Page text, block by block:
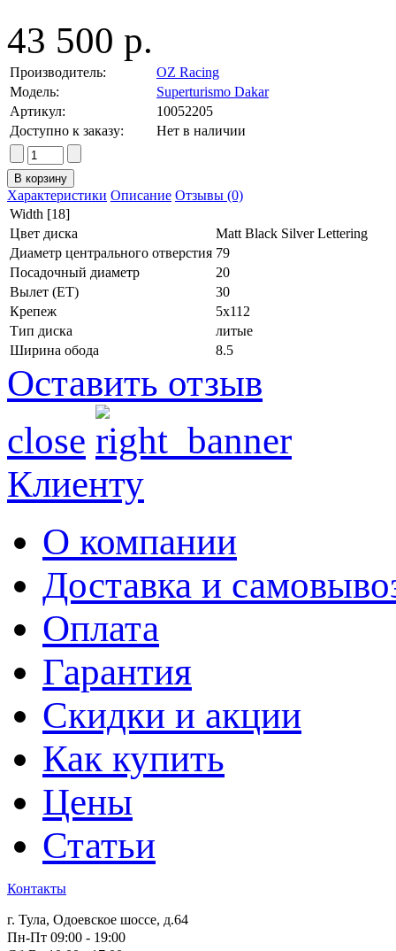
43 500 р.
Производитель:
OZ Racing
Модель:
Superturismo Dakar
Артикул:
10052205
Доступно к заказу:
Нет в наличии
Характеристики Описание Отзывы (0)
Width [18]
Цвет диска
Matt Black Silver Lettering
Диаметр центрального отверстия 79
Посадочный диаметр
20
Вылет (ET)
30
Крепеж
5x112
Тип диска
литые
Ширина обода
8.5
Оставить отзыв
close
Клиенту
О компании
Доставка и
Оплата
Гарантия
Скидки и акции
Как купить
Цены
Статьи
Контакты
г. Тула, Одоевское шоссе, д.64
Пн-Пт 09:00 - 19:00